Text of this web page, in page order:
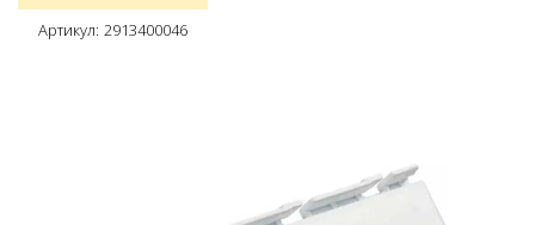
Артикул: 2913400046